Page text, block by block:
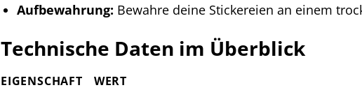
Aufbewahrung: Bewahre deine Stickereien an einem
Technische Daten im Überblick
EIGENSCHAFT
WERT